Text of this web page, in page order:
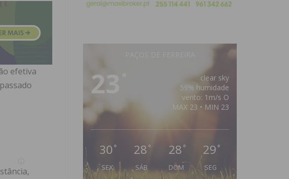
efetiva
23
clear sky
59% humidade
vento: 1m/s O
MAX 23 • MIN 23
30 °
SEX
28 °
SÁB
28 °
DOM
29 °
SEG